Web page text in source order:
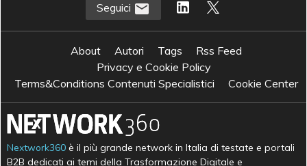
Seguici
About Autori Tags
Rss Feed
Privacy e Cookie Policy
Terms&Conditions Contenuti Specialistici
Cookie Center
Nextwork360 è il più grande network in Italia di testate e portali
B2B dedicati ai temi della Trasformazione Digitale e